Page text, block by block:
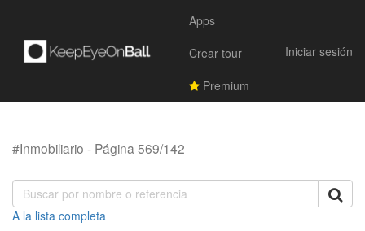
Apps
Crear tour
Premium
Iniciar sesión
#Inmobiliario - Página 569/142
A la lista completa